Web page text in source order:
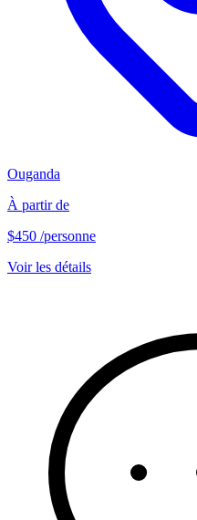
Ouganda
À partir de
$450 /personne
Voir les détails